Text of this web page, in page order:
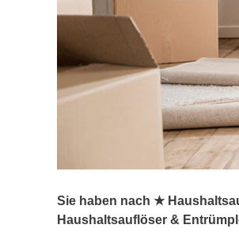
Sie haben nach ★
Haushaltsauflöser &